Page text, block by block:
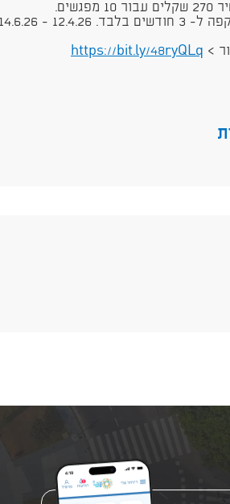
12.4.26 - 14.6.26
>
https://bit.ly/48ryQLq